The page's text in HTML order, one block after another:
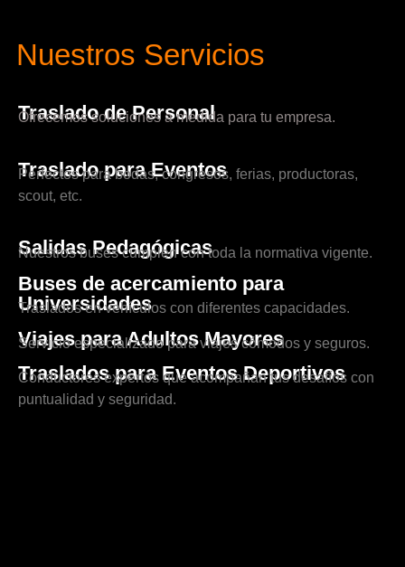
Nuestros Servicios
Traslado de Personal
Ofrecemos soluciones a medida para tu empresa.
Traslado para Eventos
Perfectos para bodas, congresos, ferias, productoras,
scout, etc.
Salidas Pedagógicas
Nuestros buses cumplen con toda la normativa vigente.
Buses de acercamiento para
Universidades
Traslados en vehículos con diferentes capacidades.
Viajes para Adultos Mayores
Servicio especializado para viajes cómodos y seguros.
Traslados para Eventos Deportivos
Conductores expertos que acompañan tus desafíos con
puntualidad y seguridad.